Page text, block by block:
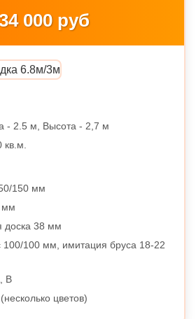
000 руб
- 2.5 м, Высота - 2,7 м
150 мм
мм
доска 38 мм
100/100 мм, имитация бруса 18-22
B
цветов)